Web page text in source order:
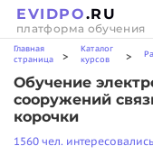
EVIDPO.RU
платформа обучения
Главная
страница
>
Каталог
курсов
>
Обучение
сооружений
корочки
1560 чел.